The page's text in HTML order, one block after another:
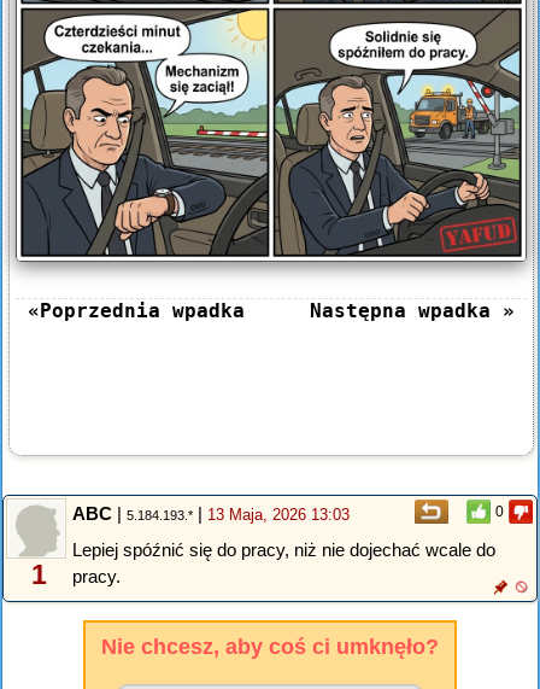
«Poprzednia wpadka Następna wpadka »
0
1
ABC | 5.184.193.* | 13 Maja, 2026 13:03
Lepiej spóźnić się do pracy, niż nie dojechać wcale do
pracy.
Nie chcesz, aby coś ci umknęło?